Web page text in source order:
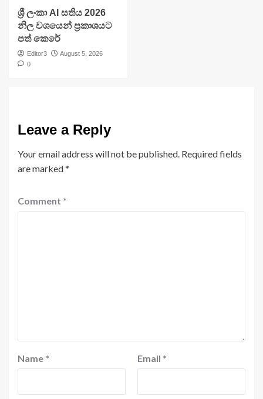
ශ්‍රී ලංකා AI සතිය 2026
නිල වශයෙන් ප්‍රකාශයට
පත් කෙරේ
Editor3
August 5, 2026
0
Leave a Reply
Your email address will not be published. Required fields
are marked*
Comment *
Name * Email *